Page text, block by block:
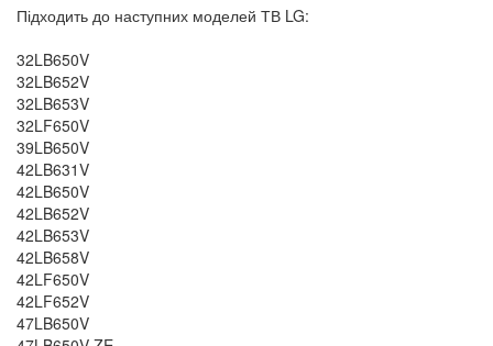
Підходить до наступних моделей ТВ LG:
32LB650V
32LB652V
32LB653V
32LF650V
39LB650V
42LB631V
42LB650V
42LB652V
42LB653V
42LB658V
42LF650V
42LF652V
47LB650V